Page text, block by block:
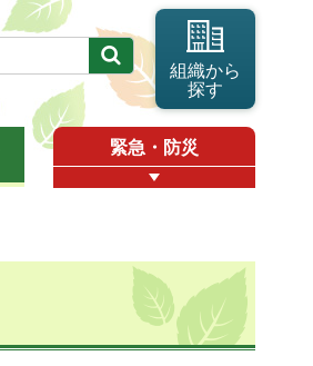
組織から
探す
緊急・防災